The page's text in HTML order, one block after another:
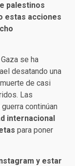
palestinos
estas acciones
se ha
desatando una
de casi
Las
continúan
internacional
para poner
y estar